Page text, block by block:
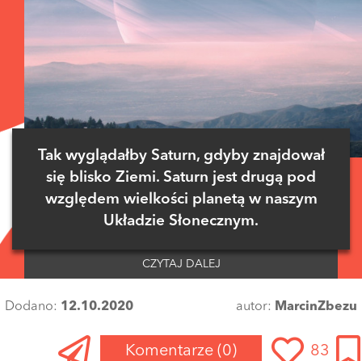
Tak wyglądałby Saturn, gdyby znajdował
się blisko Ziemi. Saturn jest drugą pod
względem wielkości planetą w naszym
Układzie Słonecznym.
CZYTAJ DALEJ
Dodano: 12.10.2020 autor: MarcinZbezu
Komentarze (0) 83